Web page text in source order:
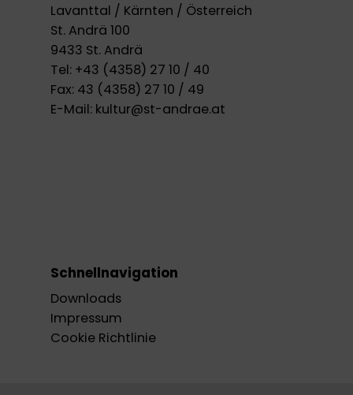
Lavanttal / Kärnten / Österreich
St. Andrä 100
9433 St. Andrä
Tel: +43 (4358) 27 10 / 40
Fax: 43 (4358) 27 10 / 49
E-Mail: kultur@st-andrae.at
Schnellnavigation
Downloads
Impressum
Cookie Richtlinie